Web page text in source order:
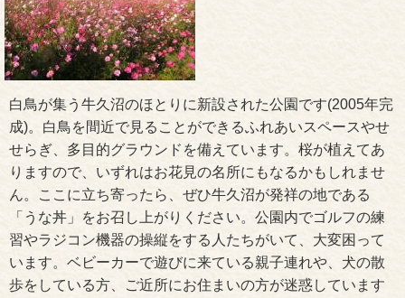
白鳥が集う牛久沼のほとりに新設された公園です(2005年完
成)。白鳥を間近で見ることができるふれあいスペースやせ
せらぎ、多目的グラウンドを備えています。桜が植えてあ
りますので、いずれはお花見の名所にもなるかもしれませ
ん。ここに立ち寄ったら、ぜひ牛久沼が発祥の地である
「うな丼」をお召し上がりください。公園内でゴルフの練
習やラジコン機器の操縦をする人たちがいて、大変困って
います。ベビーカーで遊びに来ている親子連れや、犬の散
歩をしている方、ご近所にお住まいの方が迷惑しています